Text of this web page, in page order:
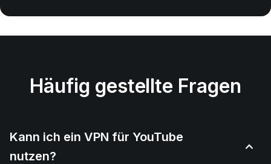
Häufig gestellte Fragen
Kann ich ein VPN für YouTube
nutzen?